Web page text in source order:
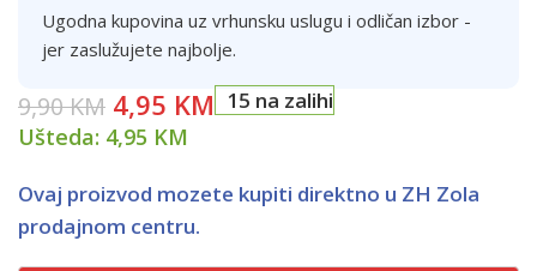
Ugodna kupovina uz vrhunsku uslugu i odličan izbor -
jer zaslužujete najbolje.
9,90KM 4,95 KM 15 na zalihi
Ušteda: 4,95 KM
Ovaj proizvod mozete kupiti direktno u ZH Zola
prodajnom centru.